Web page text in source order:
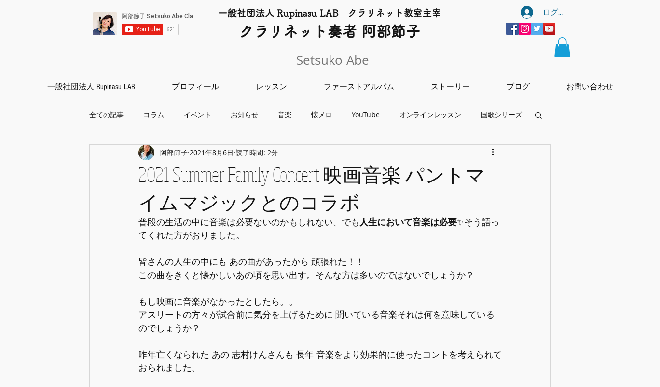
一般社団法人 Rupinasu LAB クラリネット​教室主宰
​クラリネット奏者 阿部節子
Setsuko Abe
ログイン
一般社団法人 Rupinasu LAB プロフィール レッスン ファーストアルバム ストーリー ブログ お問い合わせ
全ての記事 コラム イベント お知らせ 音楽 懐メロ YouTube オンラインレッスン 国歌シリーズ
クラリネット 練習方法 チャリティーライブ
2021 Summer Family Concert 映画音楽 パントマ
イムマジックとのコラボ
阿部節子 2021年8月6日 読了時間: 2分
普段の生活の中に音楽は必要ないのかもしれない、でも 人生において音楽は必要✨そう語っ
てくれた方がおりました。
皆さんの人生の中にも あの曲があったから 頑張れた！！
この曲をきくと懐かしいあの頃を思い出す。そんな方は多いのではないでしょうか？
もし映画に音楽がなかったとしたら。。
アスリートの方々が試合前に気分を上げるために 聞いている音楽それは何を意味している
のでしょうか？
昨年亡くなられた あの 志村けんさんも 長年 音楽をより効果的に使ったコントを考えられて
おられました。